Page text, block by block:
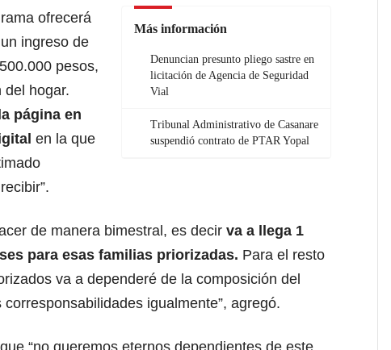
Más información
Denuncian presunto pliego sastre en
licitación de Agencia de Seguridad
Vial
Tribunal Administrativo de Casanare
suspendió contrato de PTAR Yopal
ofrecerá
ingreso de
pesos,
del hogar.
página en
en la que
de manera bimestral, es decir va a llega 1
para esas familias priorizadas. Para el resto
va a dependeré de la composición del
igualmente”, agregó.
“no queremos eternos dependientes de este